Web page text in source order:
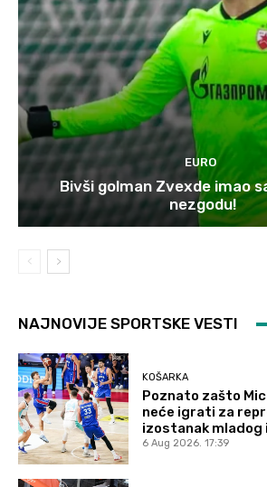
EURO
Bivši golman Zvexde imao
nezgodu!
NAJNOVIJE SPORTSKE VESTI
KOŠARKA
Poznato zašto
neće igrati za
izostanak mladog
6 Aug 2026. 17:39